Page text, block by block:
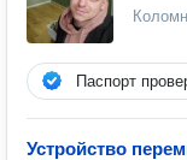
Паспорт
Устройство